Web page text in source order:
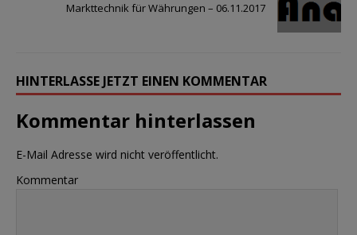
Markttechnik für Währungen – 06.11.2017
HINTERLASSE JETZT EINEN KOMMENTAR
Kommentar hinterlassen
E-Mail Adresse wird nicht veröffentlicht.
Kommentar